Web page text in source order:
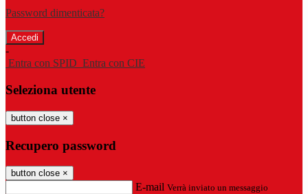
Password dimenticata?
-
Entra con SPID Entra con CIE
Seleziona utente
button close ×
Recupero password
button close ×
E-mail Verrà inviato un messaggio